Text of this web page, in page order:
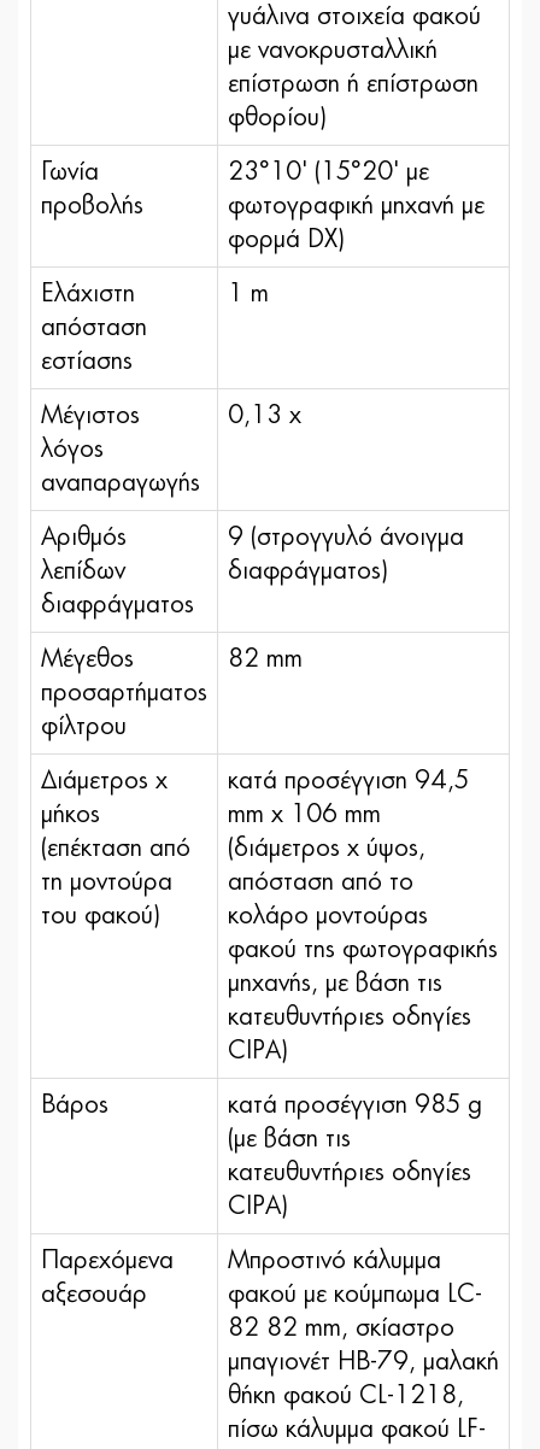
γυάλινα στοιχεία φακού
με νανοκρυσταλλική
επίστρωση ή επίστρωση
φθορίου)
Γωνία
προβολής
23°10' (15°20' με
φωτογραφική μηχανή με
φορμά DX)
Ελάχιστη
απόσταση
εστίασης
1 m
Μέγιστος
λόγος
αναπαραγωγής
0,13 x
Αριθμός
λεπίδων
διαφράγματος
9 (στρογγυλό άνοιγμα
διαφράγματος)
Μέγεθος
προσαρτήματος
φίλτρου
82 mm
Διάμετρος x
μήκος
(επέκταση από
τη μοντούρα
του φακού)
κατά προσέγγιση 94,5
mm x 106 mm
(διάμετρος x ύψος,
απόσταση από το
κολάρο μοντούρας
φακού της φωτογραφικής
μηχανής, με βάση τις
κατευθυντήριες οδηγίες
CIPA)
Βάρος
κατά προσέγγιση 985 g
(με βάση τις
κατευθυντήριες οδηγίες
CIPA)
Παρεχόμενα
αξεσουάρ
Μπροστινό κάλυμμα
φακού με κούμπωμα LC-
82 82 mm, σκίαστρο
μπαγιονέτ HB-79, μαλακή
θήκη φακού CL-1218,
πίσω κάλυμμα φακού LF-